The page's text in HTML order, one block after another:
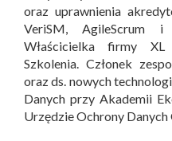
oraz uprawnienia
VeriSM, AgileScrum i
Właścicielka firmy
Szkolenia. Członek
oraz ds. nowych
Danych przy Akademii
Urzędzie Ochrony